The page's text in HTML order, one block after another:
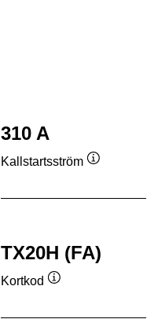
310 A
Kallstartsström
TX20H (FA)
Kortkod